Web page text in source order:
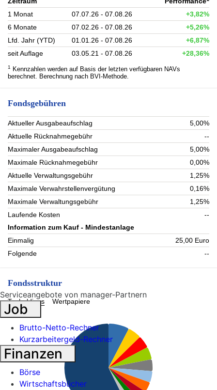
1 Monat 07.07.26 - 07.08.26
+3,82%
6 Monate
07.02.26 - 07.08.26
+5,26%
Lfd. Jahr (YTD)
01.01.26 - 07.08.26
+6,87%
seit Auflage
03.05.21 - 07.08.26 +28,36%
1
Kennzahlen werden auf Basis der letzten verfügbaren NAVs
berechnet. Berechnung nach BVI-Methode.
Fondsgebühren
Aktueller Ausgabeaufschlag
5,00%
Aktuelle Rücknahmegebühr
--
Maximaler Ausgabeaufschlag
5,00%
Maximale Rücknahmegebühr
0,00%
Aktuelle Verwaltungsgebühr
1,25%
Maximale Verwahrstellenvergütung
0,16%
Maximale Verwaltungsgebühr
1,25%
Laufende Kosten
--
Information zum Kauf - Mindestanlage
Einmalig
25,00 Euro
Folgende
--
Fondsstruktur
Topholdings Wertpapiere
Serviceangebote von manager-Partnern
Job
Brutto-Netto-Rechner
Kurzarbeitergeld-Rechner
Finanzen
Börse
Wirtschaftsbücher